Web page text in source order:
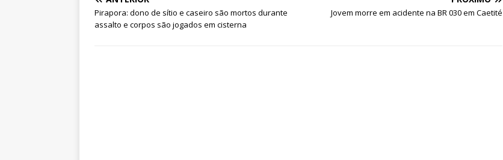
Pirapora: dono de sítio e caseiro são mortos durante
assalto e corpos são jogados em cisterna
Jovem morre em acidente na BR 030 em Caetité